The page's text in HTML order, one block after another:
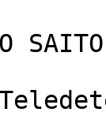
SAITO